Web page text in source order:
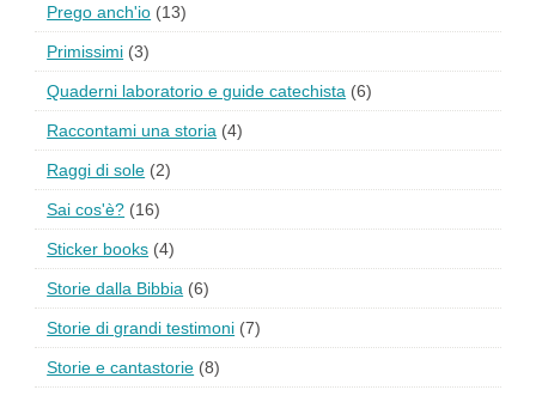
Prego anch'io (13)
Primissimi (3)
Quaderni laboratorio e guide catechista (6)
Raccontami una storia (4)
Raggi di sole (2)
Sai cos'è? (16)
Sticker books (4)
Storie dalla Bibbia (6)
Storie di grandi testimoni (7)
Storie e cantastorie (8)